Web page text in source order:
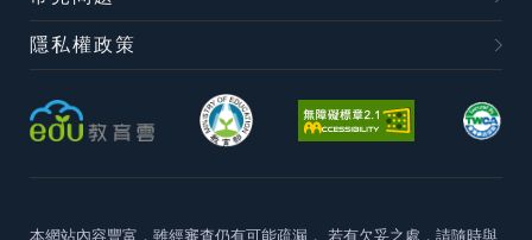
隱私權政策
本網站內容豐富，雖經審查仍有可能疏漏， 若有欠妥之處，請隨時與